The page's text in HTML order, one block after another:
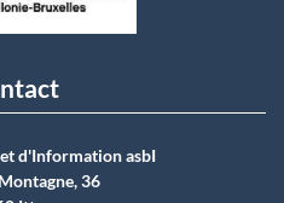
d'Information asbI
36